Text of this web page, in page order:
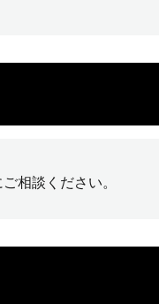
相談ください。